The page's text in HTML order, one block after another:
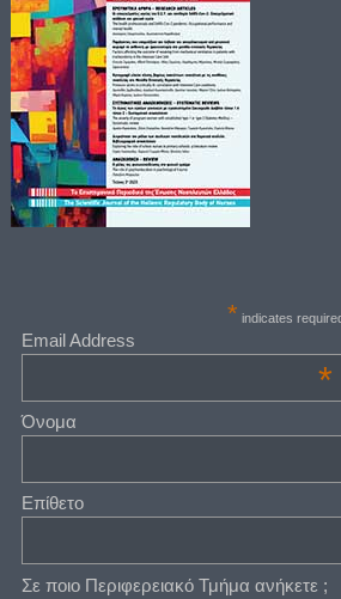
* indicates
Email Address
*
Όνομα
Επίθετο
Σε ποιο Περιφερειακό Τμήμα ανήκετε ;